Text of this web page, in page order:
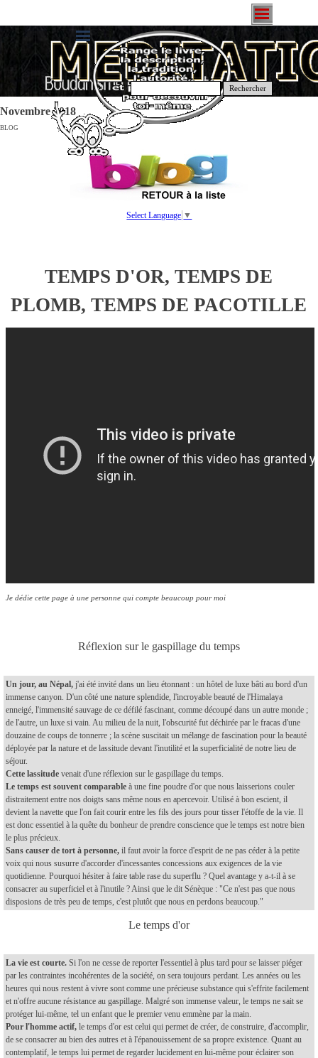
Rechercher
Novembre 2018
BLOG
Select Language ▼
TEMPS D'OR, TEMPS DE
PLOMB, TEMPS DE PACOTILLE
Je dédie cette page à une personne qui compte beaucoup pour moi
Réflexion sur le gaspillage du temps
Un jour, au Népal, j'ai été invité dans un lieu étonnant : un hôtel de luxe bâti au bord d'un
immense canyon. D'un côté une nature splendide, l'incroyable beauté de l'Himalaya
enneigé, l'immensité sauvage de ce défilé fascinant, comme découpé dans un autre monde ;
de l'autre, un luxe si vain. Au milieu de la nuit, l'obscurité fut déchirée par le fracas d'une
douzaine de coups de tonnerre ; la scène suscitait un mélange de fascination pour la beauté
déployée par la nature et de lassitude devant l'inutilité et la superficialité de notre lieu de
séjour.
Cette lassitude venait d'une réflexion sur le gaspillage du temps.
Le temps est souvent comparable à une fine poudre d'or que nous laisserions couler
distraitement entre nos doigts sans même nous en apercevoir. Utilisé à bon escient, il
devient la navette que l'on fait courir entre les fils des jours pour tisser l'étoffe de la vie. Il
est donc essentiel à la quête du bonheur de prendre conscience que le temps est notre bien
le plus précieux.
Sans causer de tort à personne, il faut avoir la force d'esprit de ne pas céder à la petite
voix qui nous susurre d'accorder d'incessantes concessions aux exigences de la vie
quotidienne. Pourquoi hésiter à faire table rase du superflu ? Quel avantage y a-t-il à se
consacrer au superficiel et à l'inutile ? Ainsi que le dit Sénèque : "Ce n'est pas que nous
disposions de très peu de temps, c'est plutôt que nous en perdons beaucoup."
Le temps d'or
La vie est courte. Si l'on ne cesse de reporter l'essentiel à plus tard pour se laisser piéger
par les contraintes incohérentes de la société, on sera toujours perdant. Les années ou les
heures qui nous restent à vivre sont comme une précieuse substance qui s'effrite facilement
et n'offre aucune résistance au gaspillage. Malgré son immense valeur, le temps ne sait se
protéger lui-même, tel un enfant que le premier venu emmène par la main.
Pour l'homme actif, le temps d'or est celui qui permet de créer, de construire, d'accomplir,
de se consacrer au bien des autres et à l'épanouissement de sa propre existence. Quant au
contemplatif, le temps lui permet de regarder lucidement en lui-même pour éclairer son